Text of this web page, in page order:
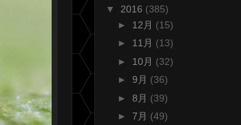
▼ 2016 (385)
► 12月 (15)
► 11月 (13)
► 10月 (32)
► 9月 (36)
► 8月 (39)
► 7月 (49)